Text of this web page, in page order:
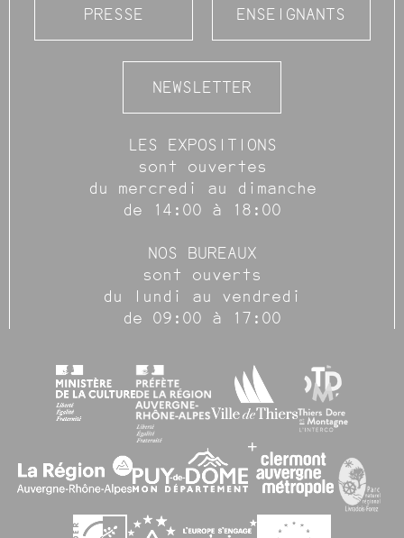
PRESSE ENSEIGNANTS
NEWSLETTER
LES EXPOSITIONS
sont ouvertes
du mercredi au dimanche
de 14:00 à 18:00
NOS BUREAUX
sont ouverts
du lundi au vendredi
de 09:00 à 17:00